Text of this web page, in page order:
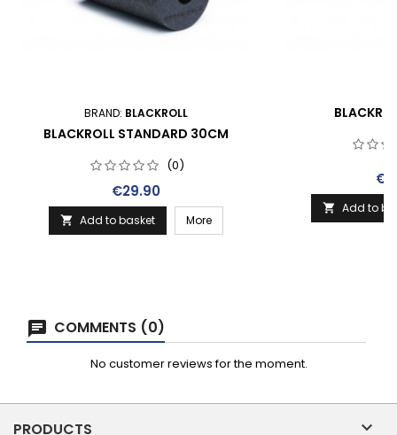
BRAND: BLACKROLL
BLACKROLL STANDARD 30CM
(0)
Price
€29.90
 Add to basket More
 Add to
COMMENTS (0)
No customer reviews for the moment.
PRODUCTS 